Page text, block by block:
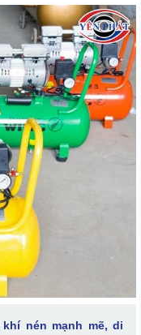
nén mạnh mẽ, di